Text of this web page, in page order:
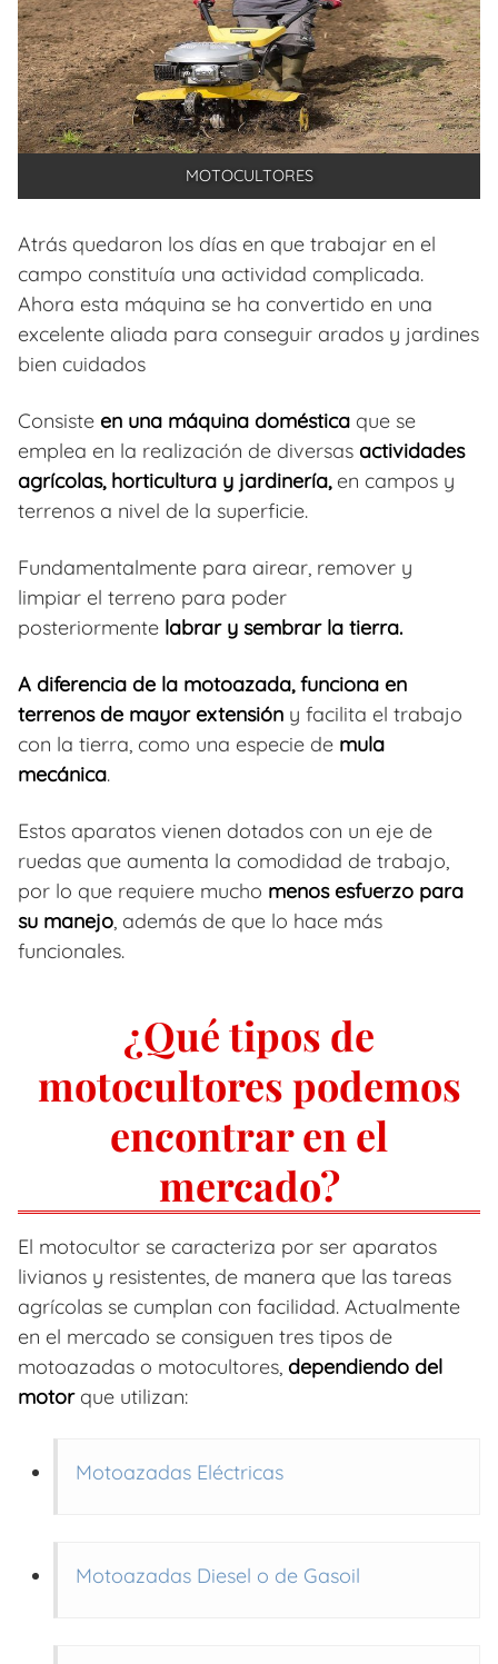
MOTOCULTORES
Atrás quedaron los días en que trabajar en el
campo constituía una actividad complicada.
Ahora esta máquina se ha convertido en una
excelente aliada para conseguir arados y jardines
bien cuidados
Consiste en una máquina doméstica que se
emplea en la realización de diversas actividades
agrícolas, horticultura y jardinería,en campos y
terrenos a nivel de la superficie.
Fundamentalmente para airear, remover y
limpiar el terreno para poder
posteriormente labrar y sembrar la tierra.
A diferencia de la motoazada, funciona en
terrenos de mayor extensión y facilita el trabajo
con la tierra, como una especie de mula
mecánica.
Estos aparatos vienen dotados con un eje de
ruedas que aumenta la comodidad de trabajo,
por lo que requiere mucho menos esfuerzo para
su manejo , además de que lo hace más
funcionales.
¿Qué tipos de
motocultores podemos
encontrar en el
mercado?
El motocultor se caracteriza por ser aparatos
livianos y resistentes, de manera que las tareas
agrícolas se cumplan con facilidad. Actualmente
en el mercado se consiguen tres tipos de
motoazadas o motocultores, dependiendo del
motorque utilizan:
Motoazadas Eléctricas
Motoazadas Diesel o de Gasoil